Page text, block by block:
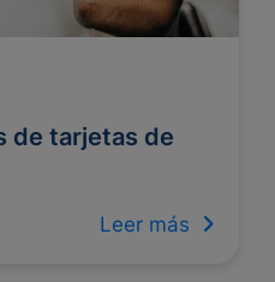
de tarjetas de
Leer más